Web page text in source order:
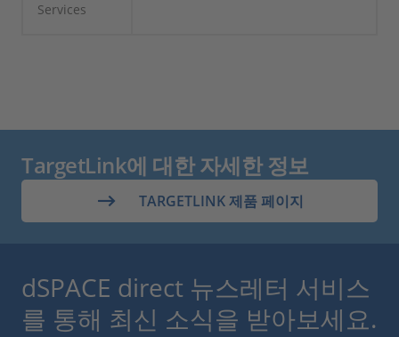
Services
TargetLink에 대한 자세한 정보
TARGETLINK 제품 페이지
dSPACE direct 뉴스레터 서비스
를 통해 최신 소식을 받아보세요.